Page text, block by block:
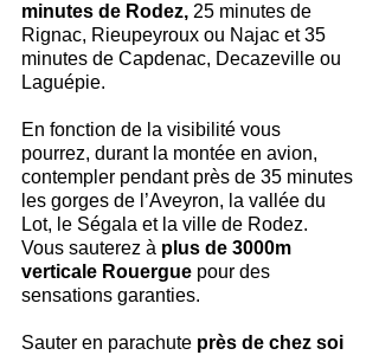
minutes de Rodez, 25 minutes de
Rignac, Rieupeyroux ou Najac et 35
minutes de Capdenac, Decazeville ou
Laguépie.
En fonction de la visibilité vous
pourrez, durant la montée en avion,
contempler pendant près de 35 minutes
les gorges de l’Aveyron, la vallée du
Lot, le Ségala et la ville de Rodez.
Vous sauterez à plus de 3000m
verticale Rouergue pour des
sensations garanties.
Sauter en parachute près de chez soi